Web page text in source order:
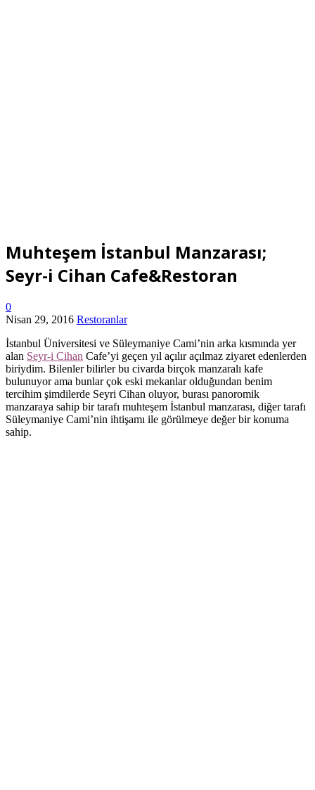
Muhteşem İstanbul Manzarası;
Seyr-i Cihan Cafe&Restoran
0
Nisan 29, 2016 Restoranlar
İstanbul Üniversitesi ve Süleymaniye Cami’nin arka kısmında yer
alan Seyr-i Cihan Cafe’yi geçen yıl açılır açılmaz ziyaret edenlerden
biriydim. Bilenler bilirler bu civarda birçok manzaralı kafe
bulunuyor ama bunlar çok eski mekanlar olduğundan benim
tercihim şimdilerde Seyri Cihan oluyor, burası panoromik
manzaraya sahip bir tarafı muhteşem İstanbul manzarası, diğer tarafı
Süleymaniye Cami’nin ihtişamı ile görülmeye değer bir konuma
sahip.